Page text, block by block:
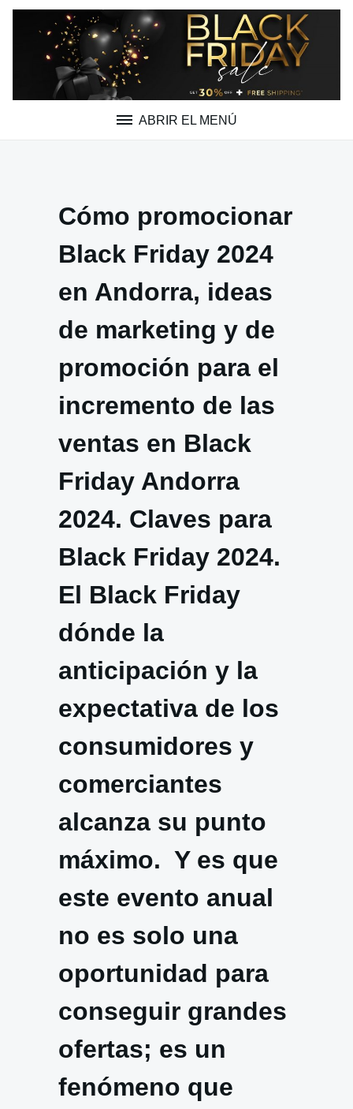
Saltar
ABRIR EL MENÚ
Cómo promocionar
Black Friday 2024
en Andorra, ideas
de marketing y de
promoción para el
incremento de las
ventas en Black
Friday Andorra
2024. Claves para
Black Friday 2024.
El Black Friday
dónde la
anticipación y la
expectativa de los
consumidores y
comerciantes
alcanza su punto
máximo. Y es que
este evento anual
no es solo una
oportunidad para
conseguir grandes
ofertas; es un
fenómeno que